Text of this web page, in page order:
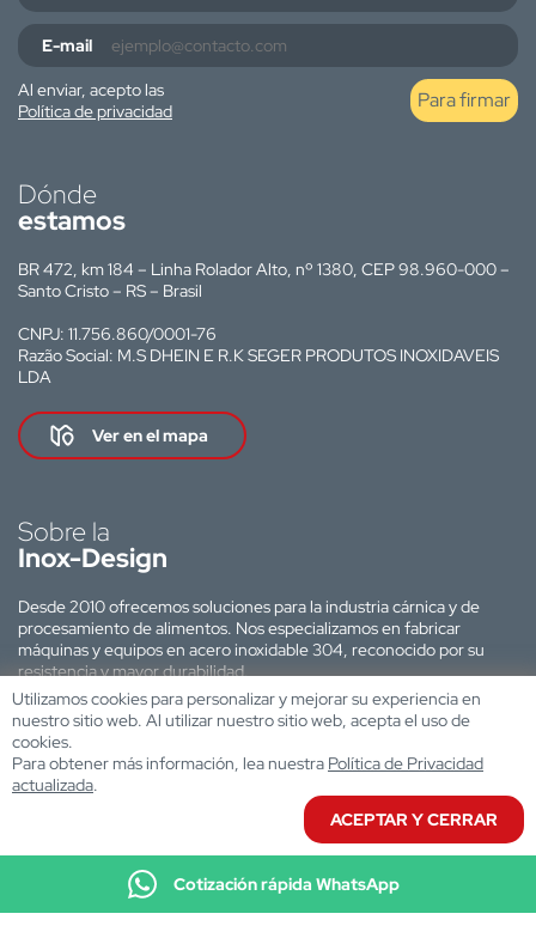
E-mail
Al enviar, acepto las
Política de privacidad
Para firmar
Dónde
estamos
BR 472, km 184 – Linha Rolador Alto, nº 1380, CEP 98.960-000 –
Santo Cristo – RS – Brasil
CNPJ: 11.756.860/0001-76
Razão Social: M.S DHEIN E R.K SEGER PRODUTOS INOXIDAVEIS
LDA
Ver en el mapa
Sobre la
Inox-Design
Desde 2010 ofrecemos soluciones para la industria cárnica y de
procesamiento de alimentos. Nos especializamos en fabricar
máquinas y equipos en acero inoxidable 304, reconocido por su
resistencia y mayor durabilidad.
Sitio web desarrollado por:
Cotización rápida WhatsApp
Utilizamos cookies para personalizar y mejorar su experiencia en
nuestro sitio web. Al utilizar nuestro sitio web, acepta el uso de
cookies.
Para obtener más información, lea nuestra Política de Privacidad
actualizada.
ACEPTAR Y CERRAR